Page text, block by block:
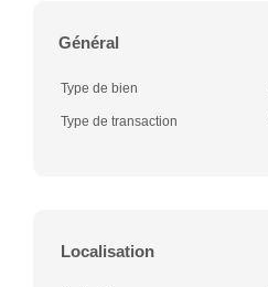
Général
Type de bien
Type de transaction
Localisation